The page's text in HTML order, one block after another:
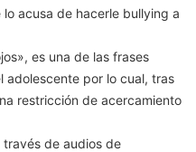
acusa de hacerle bullying a
es una de las frases
adolescente por lo cual, tras
restricción de acercamiento
través de audios de